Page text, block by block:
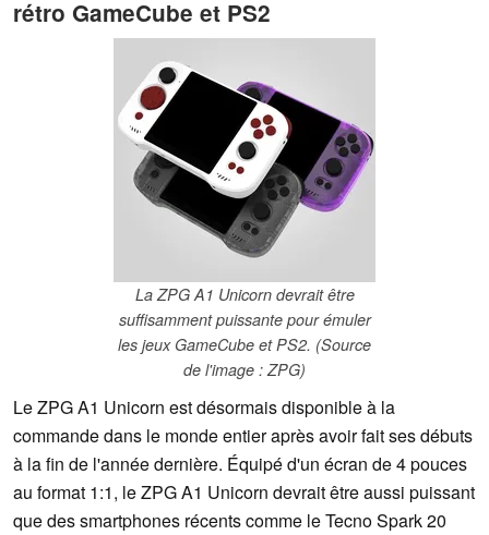
rétro GameCube et PS2
La ZPG A1 Unicorn devrait être
suffisamment puissante pour émuler
les jeux GameCube et PS2. (Source
de l'image : ZPG)
Le ZPG A1 Unicorn est désormais disponible à la
commande dans le monde entier après avoir fait ses débuts
à la fin de l'année dernière. Équipé d'un écran de 4 pouces
au format 1:1, le ZPG A1 Unicorn devrait être aussi puissant
que des smartphones récents comme le Tecno Spark 20